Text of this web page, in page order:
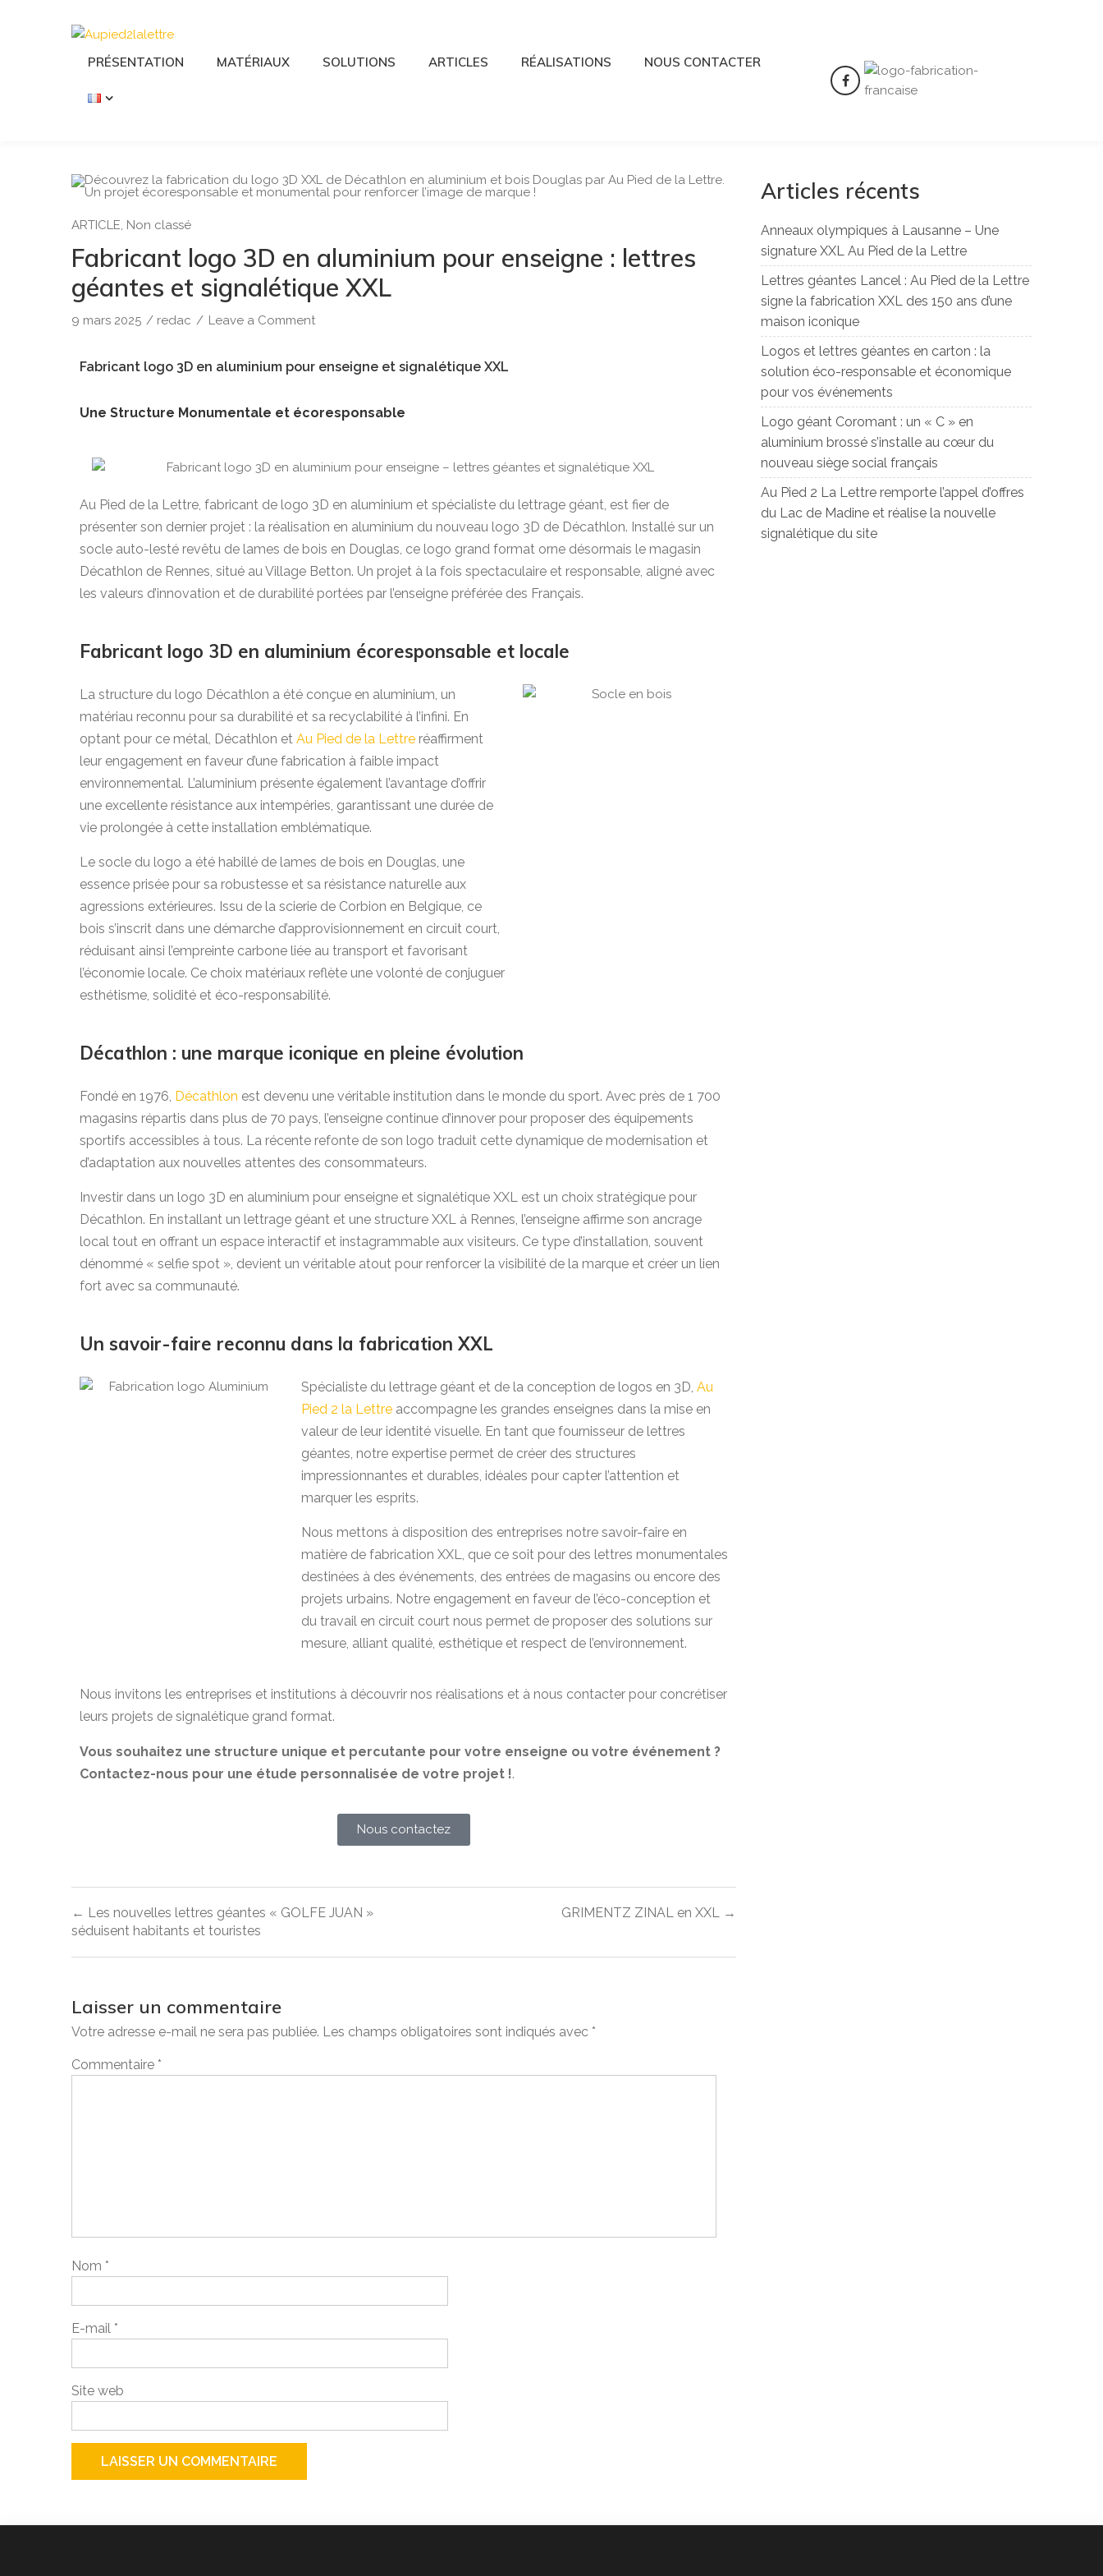
PRÉSENTATION MATÉRIAUX SOLUTIONS ARTICLES RÉALISATIONS NOUS CONTACTER
ARTICLE, Non classé
Fabricant logo 3D en aluminium pour enseigne : lettres
géantes et signalétique XXL
9 mars 2025 / redac / Leave a Comment
Fabricant logo 3D en aluminium pour enseigne et signalétique XXL
Une Structure Monumentale et écoresponsable
Au Pied de la Lettre, fabricant de logo 3D en aluminium et spécialiste du lettrage géant, est fier de
présenter son dernier projet : la réalisation en aluminium du nouveau logo 3D de Décathlon. Installé sur un
socle auto-lesté revêtu de lames de bois en Douglas, ce logo grand format orne désormais le magasin
Décathlon de Rennes, situé au Village Betton. Un projet à la fois spectaculaire et responsable, aligné avec
les valeurs d’innovation et de durabilité portées par l’enseigne préférée des Français.
Fabricant logo 3D en aluminium écoresponsable et locale
La structure du logo Décathlon a été conçue en aluminium, un
matériau reconnu pour sa durabilité et sa recyclabilité à l’infini. En
optant pour ce métal, Décathlon et Au Pied de la Lettre réaffirment
leur engagement en faveur d’une fabrication à faible impact
environnemental. L’aluminium présente également l’avantage d’offrir
une excellente résistance aux intempéries, garantissant une durée de
vie prolongée à cette installation emblématique.
Le socle du logo a été habillé de lames de bois en Douglas, une
essence prisée pour sa robustesse et sa résistance naturelle aux
agressions extérieures. Issu de la scierie de Corbion en Belgique, ce
bois s’inscrit dans une démarche d’approvisionnement en circuit court,
réduisant ainsi l’empreinte carbone liée au transport et favorisant
l’économie locale. Ce choix matériaux reflète une volonté de conjuguer
esthétisme, solidité et éco-responsabilité.
Décathlon : une marque iconique en pleine évolution
Fondé en 1976, Décathlon est devenu une véritable institution dans le monde du sport. Avec près de 1 700
magasins répartis dans plus de 70 pays, l’enseigne continue d’innover pour proposer des équipements
sportifs accessibles à tous. La récente refonte de son logo traduit cette dynamique de modernisation et
d’adaptation aux nouvelles attentes des consommateurs.
Investir dans un logo 3D en aluminium pour enseigne et signalétique XXL est un choix stratégique pour
Décathlon. En installant un lettrage géant et une structure XXL à Rennes, l’enseigne affirme son ancrage
local tout en offrant un espace interactif et instagrammable aux visiteurs. Ce type d’installation, souvent
dénommé « selfie spot », devient un véritable atout pour renforcer la visibilité de la marque et créer un lien
fort avec sa communauté.
Un savoir-faire reconnu dans la fabrication XXL
Spécialiste du lettrage géant et de la conception de logos en 3D, Au
Pied 2 la Lettreaccompagne les grandes enseignes dans la mise en
valeur de leur identité visuelle. En tant que fournisseur de lettres
géantes, notre expertise permet de créer des structures
impressionnantes et durables, idéales pour capter l’attention et
marquer les esprits.
Nous mettons à disposition des entreprises notre savoir-faire en
matière de fabrication XXL, que ce soit pour des lettres monumentales
destinées à des événements, des entrées de magasins ou encore des
projets urbains. Notre engagement en faveur de l’éco-conception et
du travail en circuit court nous permet de proposer des solutions sur
mesure, alliant qualité, esthétique et respect de l’environnement.
Nous invitons les entreprises et institutions à découvrir nos réalisations et à nous contacter pour concrétiser
leurs projets de signalétique grand format.
Vous souhaitez une structure unique et percutante pour votre enseigne ou votre événement ?
Contactez-nous pour une étude personnalisée de votre projet !.
Nous contactez
← Les nouvelles lettres géantes « GOLFE JUAN »
séduisent habitants et touristes
GRIMENTZ ZINAL en XXL →
Laisser un commentaire
Votre adresse e-mail ne sera pas publiée. Les champs obligatoires sont indiqués avec *
Commentaire *
Nom *
E-mail *
Site web
Articles récents
Anneaux olympiques à Lausanne – Une
signature XXL Au Pied de la Lettre
Lettres géantes Lancel : Au Pied de la Lettre
signe la fabrication XXL des 150 ans d’une
maison iconique
Logos et lettres géantes en carton : la
solution éco-responsable et économique
pour vos événements
Logo géant Coromant : un « C » en
aluminium brossé s’installe au cœur du
nouveau siège social français
Au Pied 2 La Lettre remporte l’appel d’offres
du Lac de Madine et réalise la nouvelle
signalétique du site